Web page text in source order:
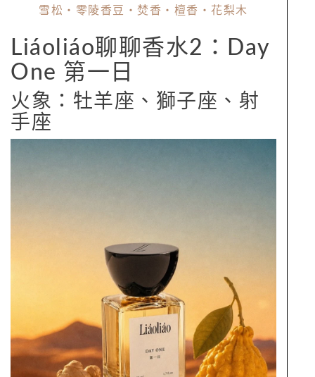
雪松・零陵香豆・焚香・檀香・花梨木
Liáoliáo聊聊香水2：Day
One 第一日
火象：牡羊座、獅子座、射
手座